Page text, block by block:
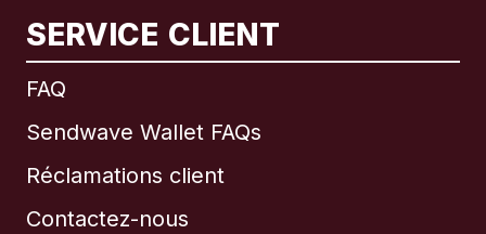
SERVICE CLIENT
FAQ
Sendwave Wallet FAQs
Réclamations client
Contactez-nous
International English
Brésil